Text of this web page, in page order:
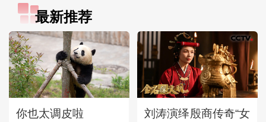
最新推荐
你也太调皮啦
刘涛演绎殷商传奇“女